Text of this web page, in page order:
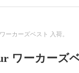
ーカーズベスト 入荷。
ワーカーズ